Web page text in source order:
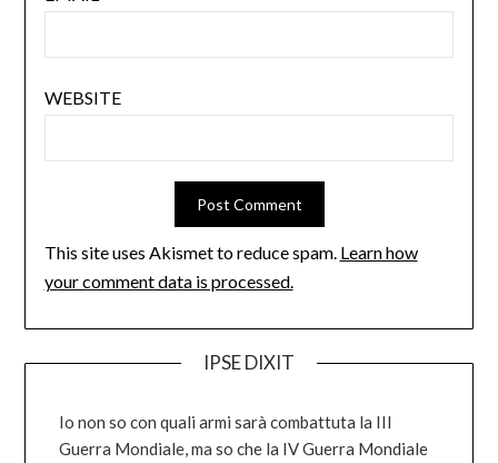
WEBSITE
This site uses Akismet to reduce spam. Learn how
your comment data is processed.
IPSE DIXIT
Io non so con quali armi sarà combattuta la III
Guerra Mondiale, ma so che la IV Guerra Mondiale